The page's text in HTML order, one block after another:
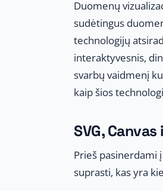
Duomenų
sudėtingus
technologijų
interaktyvesnis,
svarbų vaidmenį
kaip šios
SVG,
Prieš pasinerdami
suprasti, kas yra